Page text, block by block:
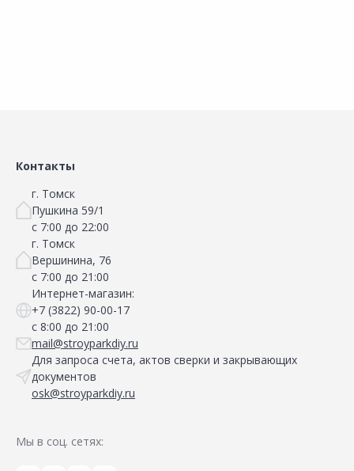
Контакты
г. Томск
Пушкина 59/1
с 7:00 до 22:00
г. Томск
Вершинина, 76
с 7:00 до 21:00
Интернет-магазин:
+7 (3822) 90-00-17
с 8:00 до 21:00
mail@stroyparkdiy.ru
Для запроса счета, актов сверки и закрывающих
документов
osk@stroyparkdiy.ru
Мы в соц. сетях: